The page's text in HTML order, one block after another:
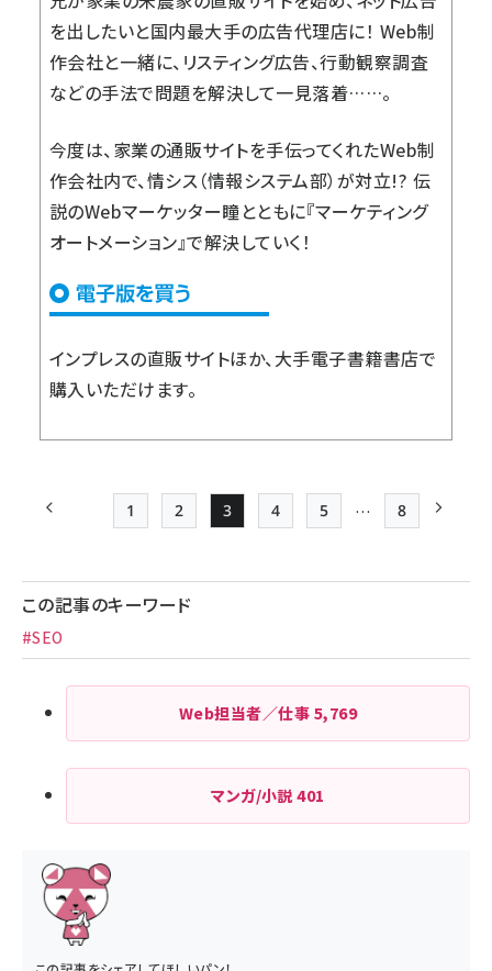
を出したいと国内最大手の広告代理店に！ Web制
作会社と一緒に、リスティング広告、行動観察調査
などの手法で問題を解決して一見落着……。
今度は、家業の通販サイトを手伝ってくれたWeb制
作会社内で、情シス（情報システム部）が対立!? 伝
説のWebマーケッター瞳とともに『マーケティング
オートメーション』で解決していく！
インプレスの直販サイトほか、大手電子書籍書店で
購入いただけます。
り
1 2 3 4
Page
5 … 8
この記事のキーワード
#SEO
Web担当者／仕事 5,769
マンガ/小説401